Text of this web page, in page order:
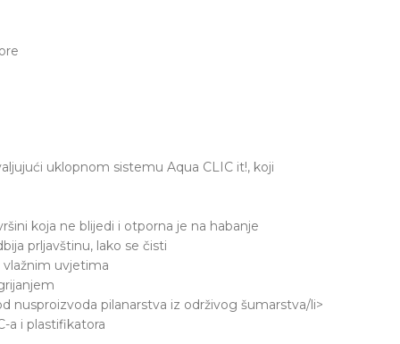
uklopnom sistemu Aqua CLIC it!, koji
koja ne blijedi i otporna je na habanje
prljavštinu, lako se čisti
vlažnim uvjetima
nusproizvoda pilanarstva iz održivog šumarstva/li>
a i plastifikatora